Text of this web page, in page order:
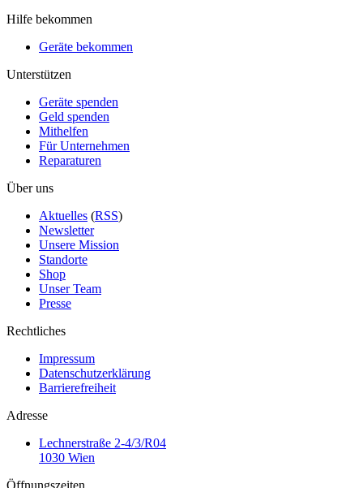
Hilfe bekommen
Geräte bekommen
Unterstützen
Geräte spenden
Geld spenden
Mithelfen
Für Unternehmen
Reparaturen
Über uns
Aktuelles (RSS)
Newsletter
Unsere Mission
Standorte
Shop
Unser Team
Presse
Rechtliches
Impressum
Datenschutzerklärung
Barrierefreiheit
Adresse
Lechnerstraße 2-4/3/R04
1030 Wien
Öffnungszeiten